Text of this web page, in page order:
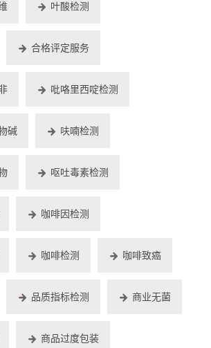
叶酸检测
合格评定服务
吡咯里西啶检测
碱 呋喃检测
呕吐毒素检测
咖啡因检测
咖啡检测 咖啡致癌
品质指标检测 商业无菌
商品过度包装